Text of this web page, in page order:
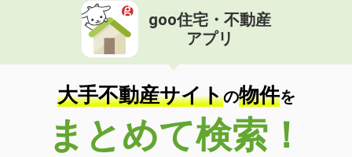
goo住宅・不動産
アプリ
大手不動産サイトの物件を
まとめて検索！